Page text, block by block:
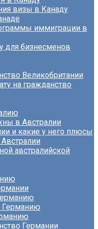
визы в Канаду
иммиграции в
для бизнесменов
Великобритании
на гражданство
в Австралии
и какие у него плюсы
австралийской
Германию
Германии